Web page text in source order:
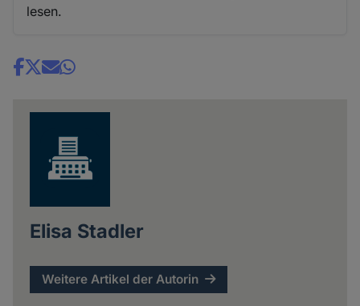
lesen.
Share
Elisa Stadler
Weitere Artikel der Autorin